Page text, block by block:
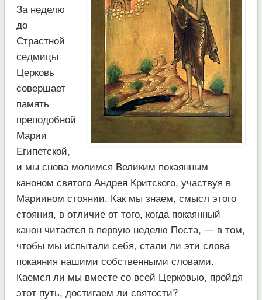
За неделю
до
Страстной
седмицы
Церковь
совершает
память
преподобной
Марии
Египетской,
и мы снова молимся Великим покаянным
каноном святого Андрея Критского, участвуя в
Мариином стоянии. Как мы знаем, смысл этого
стояния, в отличие от того, когда покаянный
канон читается в первую неделю Поста, — в том,
чтобы мы испытали себя, стали ли эти слова
покаяния нашими собственными словами.
Каемся ли мы вместе со всей Церковью, пройдя
этот путь, достигаем ли святости?